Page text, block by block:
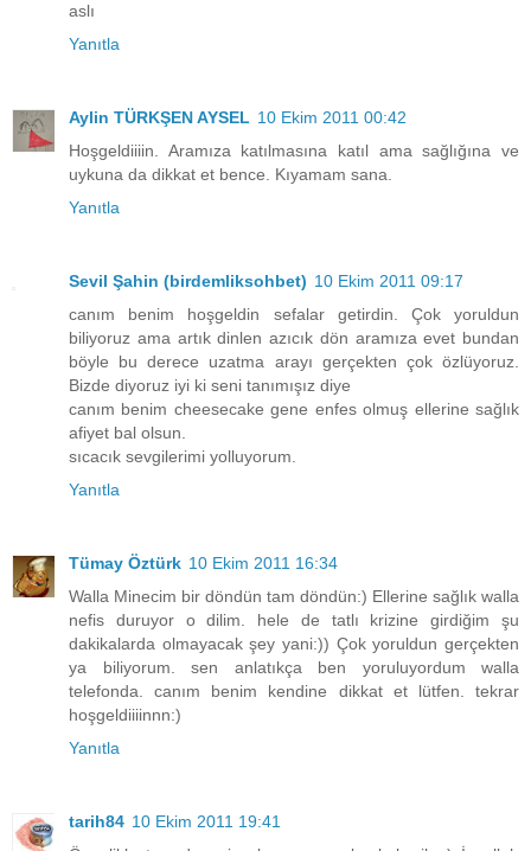
aslı
Yanıtla
Aylin TÜRKŞEN AYSEL 10 Ekim 2011 00:42
Hoşgeldiiiin. Aramıza katılmasına katıl ama sağlığına ve
uykuna da dikkat et bence. Kıyamam sana.
Yanıtla
Sevil Şahin (birdemliksohbet) 10 Ekim 2011 09:17
canım benim hoşgeldin sefalar getirdin. Çok yoruldun
biliyoruz ama artık dinlen azıcık dön aramıza evet bundan
böyle bu derece uzatma arayı gerçekten çok özlüyoruz.
Bizde diyoruz iyi ki seni tanımışız diye
canım benim cheesecake gene enfes olmuş ellerine sağlık
afiyet bal olsun.
sıcacık sevgilerimi yolluyorum.
Yanıtla
Tümay Öztürk 10 Ekim 2011 16:34
Walla Minecim bir döndün tam döndün:) Ellerine sağlık walla
nefis duruyor o dilim. hele de tatlı krizine girdiğim şu
dakikalarda olmayacak şey yani:)) Çok yoruldun gerçekten
ya biliyorum. sen anlatıkça ben yoruluyordum walla
telefonda. canım benim kendine dikkat et lütfen. tekrar
hoşgeldiiiinnn:)
Yanıtla
tarih84 10 Ekim 2011 19:41